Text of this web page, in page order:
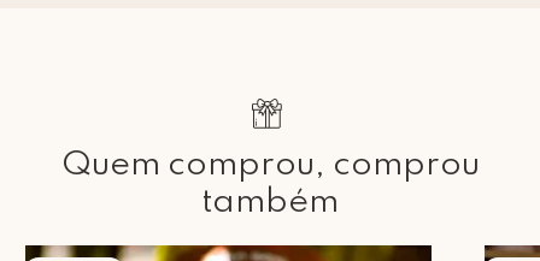
Quem comprou, comprou
também